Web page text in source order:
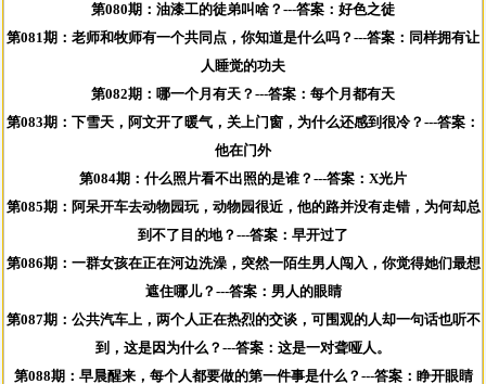
第080期：油漆工的徒弟叫啥？---答案：好色之徒
第081期：老师和牧师有一个共同点，你知道是什么吗？---答案：同样拥有让
人睡觉的功夫
第082期：哪一个月有天？---答案：每个月都有天
第083期：下雪天，阿文开了暖气，关上门窗，为什么还感到很冷？---答案：
他在门外
第084期：什么照片看不出照的是谁？---答案：X光片
第085期：阿呆开车去动物园玩，动物园很近，他的路并没有走错，为何却总
到不了目的地？---答案：早开过了
第086期：一群女孩在正在河边洗澡，突然一陌生男人闯入，你觉得她们最想
遮住哪儿？---答案：男人的眼睛
第087期：公共汽车上，两个人正在热烈的交谈，可围观的人却一句话也听不
到，这是因为什么？---答案：这是一对聋哑人。
第088期：早晨醒来，每个人都要做的第一件事是什么？---答案：睁开眼睛